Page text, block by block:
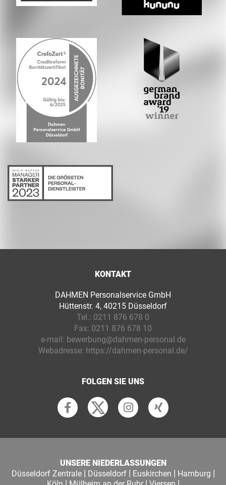
KONTAKT
DAHMEN Personalservice GmbH
Hüttenstr. 4, 40215 Düsseldorf
Tel.: 0211 876 678 0
Fax: 0211 876 678 10
e-mail: bewerbung@dahmen-personal.de
Webadresse: https://dahmen-personal.de/
FOLGEN SIE UNS
UNSERE NIEDERLASSUNGEN
Düsseldorf Zentrale| Düsseldorf| Euskirchen | Hamburg |